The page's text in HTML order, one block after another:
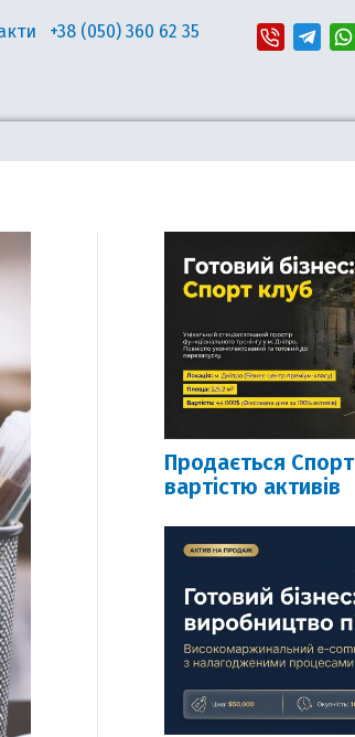
+38 (050) 360 62 35
Продається Спорт
вартістю активів